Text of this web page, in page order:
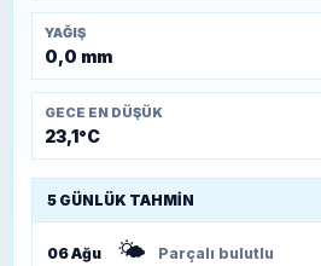
YAĞIŞ
0,0 mm
GECE EN DÜŞÜK
23,1°C
5 GÜNLÜK TAHMIN
06 Ağu 🌤️ Parçalı bulutlu